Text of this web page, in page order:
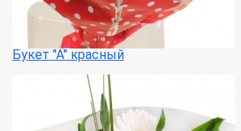
Букет "А" красный